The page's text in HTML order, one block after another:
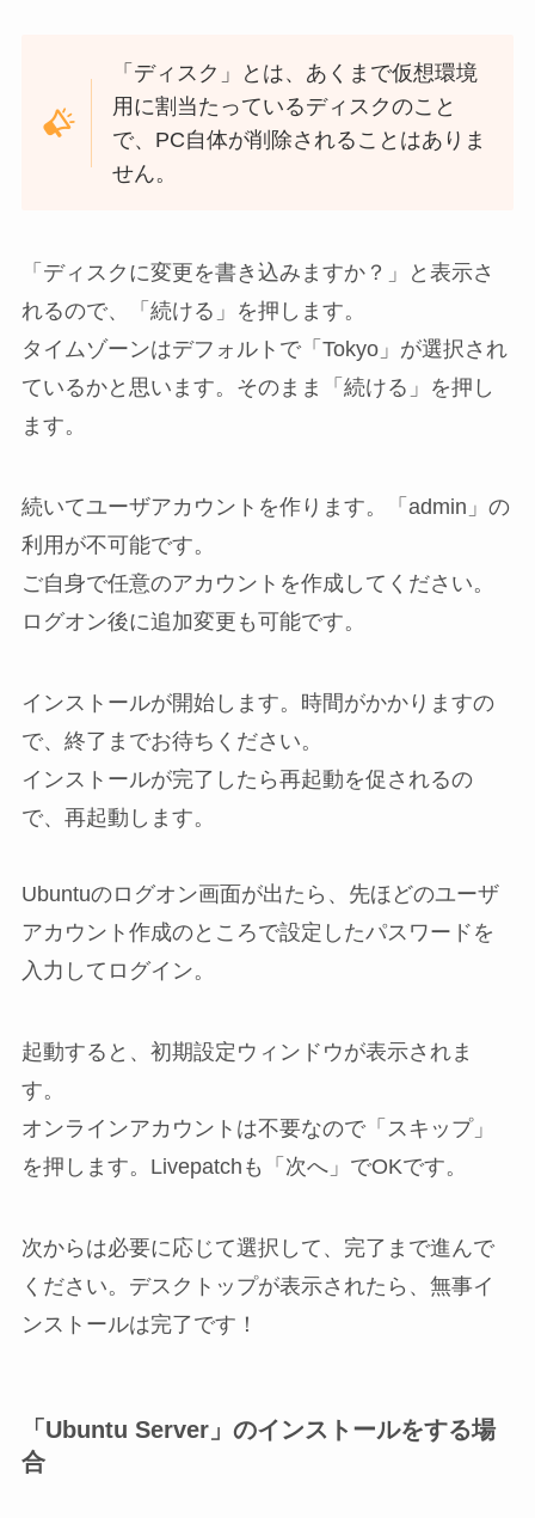
「ディスク」とは、あくまで仮想環境
用に割当たっているディスクのこと
で、PC自体が削除されることはありま
せん。
「ディスクに変更を書き込みますか？」と表示さ
れるので、「続ける」を押します。
タイムゾーンはデフォルトで「Tokyo」が選択され
ているかと思います。そのまま「続ける」を押し
ます。
続いてユーザアカウントを作ります。「admin」の
利用が不可能です。
ご自身で任意のアカウントを作成してください。
ログオン後に追加変更も可能です。
インストールが開始します。時間がかかりますの
で、終了までお待ちください。
インストールが完了したら再起動を促されるの
で、再起動します。
Ubuntuのログオン画面が出たら、先ほどのユーザ
アカウント作成のところで設定したパスワードを
入力してログイン。
起動すると、初期設定ウィンドウが表示されま
す。
オンラインアカウントは不要なので「スキップ」
を押します。Livepatchも「次へ」でOKです。
次からは必要に応じて選択して、完了まで進んで
ください。デスクトップが表示されたら、無事イ
ンストールは完了です！
「Ubuntu Server」のインストールをする場
合